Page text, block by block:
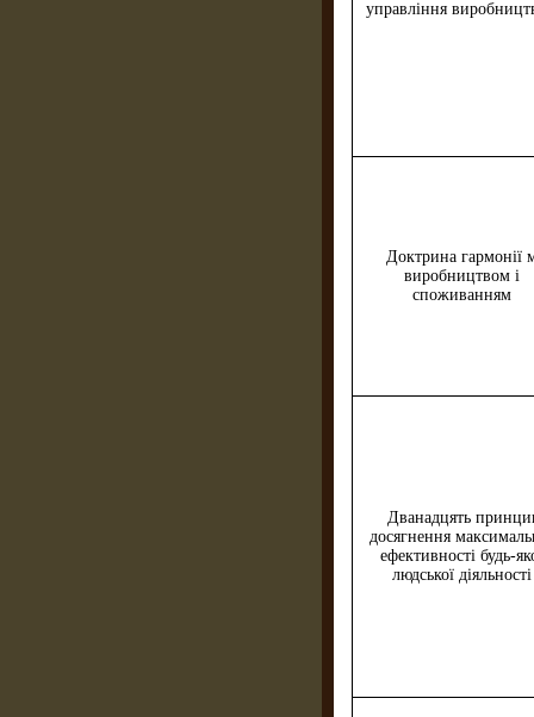
управління
Доктрина гармонії
виробництвом і
споживанням
Дванадцять
досягнення
ефек­тивності будь-
людської діяльності